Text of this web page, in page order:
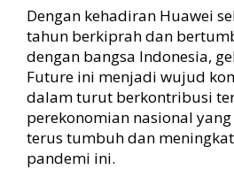
Dengan kehadiran Huawei
tahun berkiprah dan
dengan bangsa Indonesia,
Future ini menjadi wujud
dalam turut berkontribusi
perekonomian nasional
terus tumbuh dan
pandemi ini.